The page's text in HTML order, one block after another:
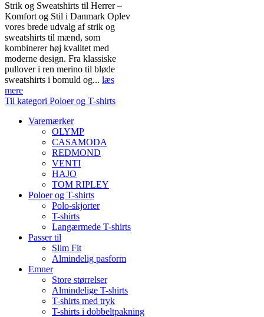
Strik og Sweatshirts til Herrer –
Komfort og Stil i Danmark Oplev
vores brede udvalg af strik og
sweatshirts til mænd, som
kombinerer høj kvalitet med
moderne design. Fra klassiske
pullover i ren merino til bløde
sweatshirts i bomuld og... læs
mere
Til kategori Poloer og T-shirts
Varemærker
OLYMP
CASAMODA
REDMOND
VENTI
HAJO
TOM RIPLEY
Poloer og T-shirts
Polo-skjorter
T-shirts
Langærmede T-shirts
Passer til
Slim Fit
Almindelig pasform
Emner
Store størrelser
Almindelige T-shirts
T-shirts med tryk
T-shirts i dobbeltpakning